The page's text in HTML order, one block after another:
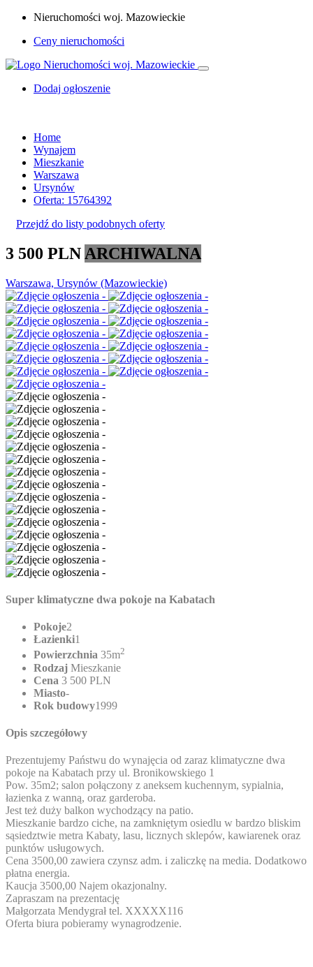
Nieruchomości woj. Mazowieckie
Ceny nieruchomości
Dodaj ogłoszenie
Home
Wynajem
Mieszkanie
Warszawa
Ursynów
Oferta: 15764392
Przejdź do listy podobnych oferty
3 500 PLN ARCHIWALNA
Warszawa, Ursynów (Mazowieckie)
Super klimatyczne dwa pokoje na Kabatach
Pokoje2
Łazienki1
Powierzchnia 35m2
Rodzaj Mieszkanie
Cena 3 500 PLN
Miasto-
Rok budowy1999
Opis szczegółowy
Prezentujemy Państwu do wynajęcia od zaraz klimatyczne dwa
pokoje na Kabatach przy ul. Bronikowskiego 1
Pow. 35m2; salon połączony z aneksem kuchennym, sypialnia,
łazienka z wanną, oraz garderoba.
Jest też duży balkon wychodzący na patio.
Mieszkanie bardzo ciche, na zamkniętym osiedlu w bardzo bliskim
sąsiedztwie metra Kabaty, lasu, licznych sklepów, kawiarenek oraz
punktów usługowych.
Cena 3500,00 zawiera czynsz adm. i zaliczkę na media. Dodatkowo
płatna energia.
Kaucja 3500,00 Najem okazjonalny.
Zapraszam na prezentację
Małgorzata Mendygrał tel. XXXXX116
Oferta biura pobieramy wynagrodzenie.